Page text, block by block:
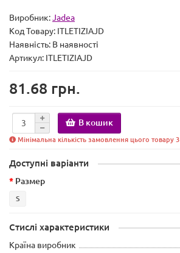
Виробник:Jadea
Код Товару: ITLETIZIAJD
Наявність: В наявності
Артикул: ITLETIZIAJD
81.68 грн.
В кошик
Мінімальна кількість замовлення цього товару 3
Доступні варіанти
Размер
S
Стислі характеристики
Країна виробник